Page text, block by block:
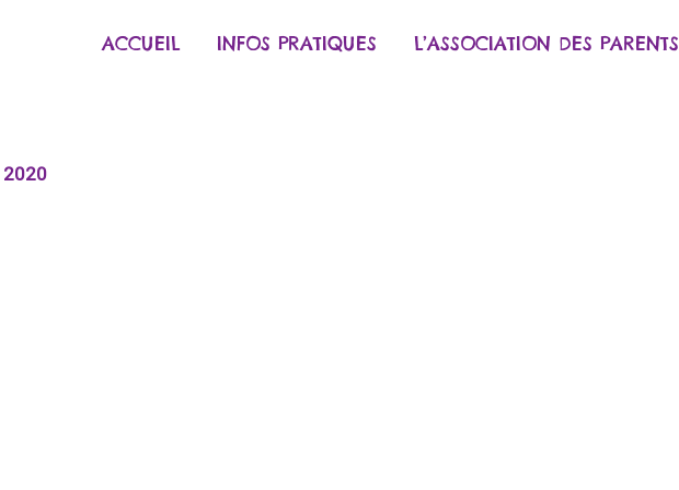
ACCUEIL INFOS PRATIQUES L’ASSOCIATION DES PARENTS
2020